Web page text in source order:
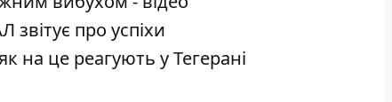
звітує про успіхи
на це реагують у Тегерані